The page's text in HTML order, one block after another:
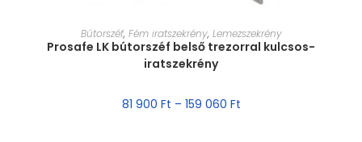
MÉRET VÁLASZTÁSA
Bútorszéf, Fém iratszekrény, Lemezszekrény
Prosafe LK bútorszéf belső trezorral kulcsos-
iratszekrény
81 900 Ft – 159 060 Ft